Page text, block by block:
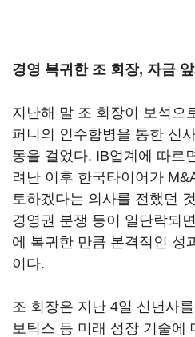
경영 복귀한 조 회장, 자금
지난해 말 조 회장이 보석으
퍼니의 인수합병을 통한 신
동을 걸었다. IB업계에 따르
려난 이후 한국타이어가
토하겠다는 의사를 전했던
경영권 분쟁 등이 일단락되
에 복귀한 만큼 본격적인 성
이다.
조 회장은 지난 4일 신년사
보틱스 등 미래 성장 기술에